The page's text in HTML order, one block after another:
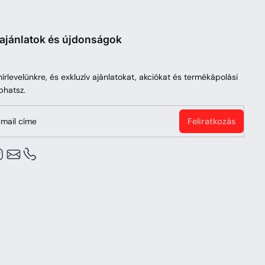
és újdonságok
és exkluzív ajánlatokat, akciókat és termékápolási
címe Feliratkozás